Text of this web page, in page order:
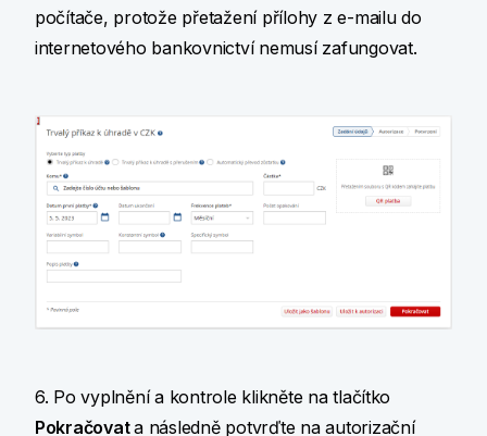
počítače, protože přetažení přílohy z e-mailu do
internetového bankovnictví nemusí zafungovat.
6. Po vyplnění a kontrole klikněte na tlačítko
Pokračovata následně potvrďte na autorizační